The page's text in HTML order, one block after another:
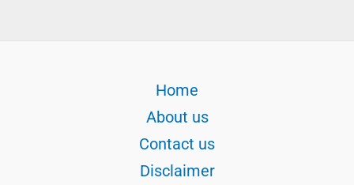
Home
About us
Contact us
Disclaimer